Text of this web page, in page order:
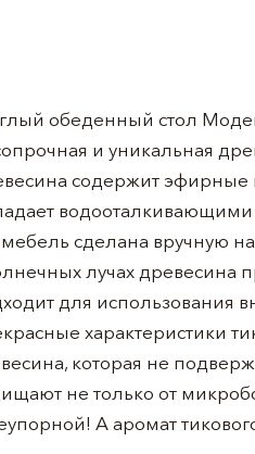
обеденный стол
и уникальная
содержит эфирные
мебель сделана вручную
лучах древесина
для использования
характеристики
которая не
не только от
А аромат